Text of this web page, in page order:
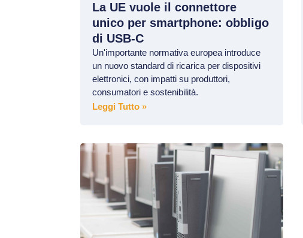
La UE vuole il connettore
unico per smartphone: obbligo
di USB-C
Un'importante normativa europea introduce
un nuovo standard di ricarica per dispositivi
elettronici, con impatti su produttori,
consumatori e sostenibilità.
Leggi Tutto »